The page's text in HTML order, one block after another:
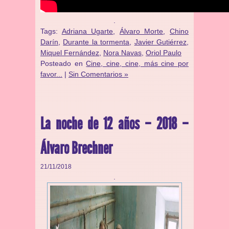
Tags: Adriana Ugarte Álvaro Morte ,Chino
Darín
Durante la tormenta Javier Gutiérrez
Miquel Fernández Nora Navas Oriol Paulo
Posteado enCine, cine, cine, más cine por
favor...
| Sin Comentarios »
La noche de 12 años – 2018 –
Álvaro Brechner
21/11/2018